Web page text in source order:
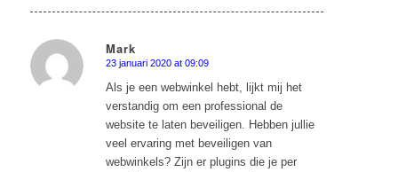
Mark
says:
23 januari 2020 at 09:09
Als je een webwinkel hebt, lijkt mij het
verstandig om een professional de
website te laten beveiligen. Hebben jullie
veel ervaring met beveiligen van
webwinkels? Zijn er plugins die je per